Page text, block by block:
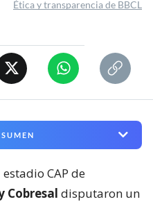
Ética y transparencia de BBCL
CAP de
Cobresal disputaron un